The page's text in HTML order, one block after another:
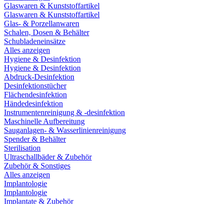
Glaswaren & Kunststoffartikel
Glaswaren & Kunststoffartikel
Glas- & Porzellanwaren
Schalen, Dosen & Behälter
Schubladeneinsätze
Alles anzeigen
Hygiene & Desinfektion
Hygiene & Desinfektion
Abdruck-Desinfektion
Desinfektionstücher
Flächendesinfektion
Händedesinfektion
Instrumentenreinigung & -desinfektion
Maschinelle Aufbereitung
Sauganlagen- & Wasserlinienreinigung
Spender & Behälter
Sterilisation
Ultraschallbäder & Zubehör
Zubehör & Sonstiges
Alles anzeigen
Implantologie
Implantologie
Implantate & Zubehör